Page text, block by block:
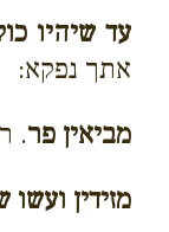
עד שיהיו
אתך נפקא:
מביאין פר.
מזידין ועשו